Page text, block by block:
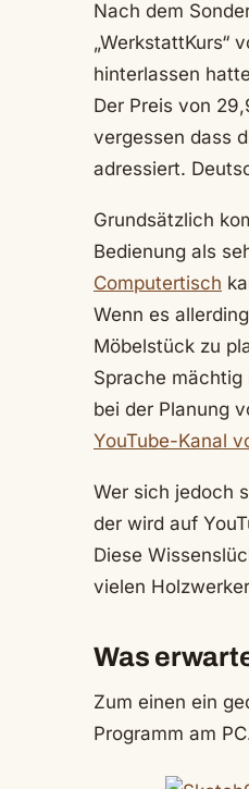
Nach dem
„WerkstattKurs“
hinterlassen
Der Preis von
vergessen dass
adressiert.
Grundsätzlich
Bedienung als
Computertisch
Wenn es
Möbelstück zu
Sprache mächtig
bei der Planung
YouTube-Kanal
Wer sich jedoch
der wird auf
Diese
vielen
Was
Zum einen ein
Programm am